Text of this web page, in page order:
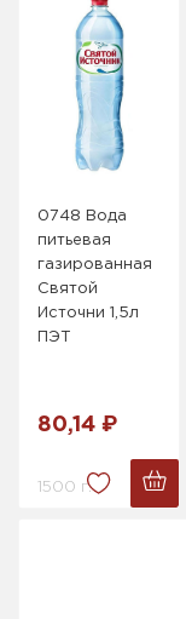
0748 Вода
питьевая
газированная
Святой
Источни 1,5л
ПЭТ
80,14 ₽
1500 г.